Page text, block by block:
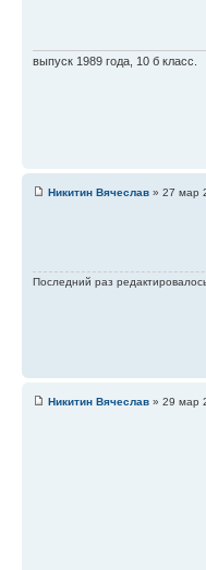
выпуск 1989 года, 10 б класс.
Никитин Вячеслав » 27 мар
Последний раз
Никитин Вячеслав » 29 мар